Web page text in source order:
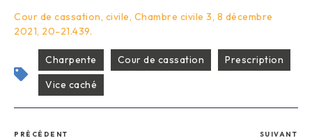
Cour de cassation, civile, Chambre civile 3, 8 décembre
2021, 20-21.439.
Charpente Cour de cassation
Prescription
Vice caché
PRÉCÉDENT SUIVANT